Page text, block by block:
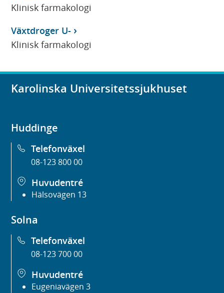
Klinisk farmakologi
Växtdroger U-
Klinisk farmakologi
Karolinska Universitetssjukhuset
Huddinge
Telefonväxel
08-123 800 00
Huvudentré
Hälsovägen 13
Solna
Telefonväxel
08-123 700 00
Huvudentré
Eugeniavägen 3